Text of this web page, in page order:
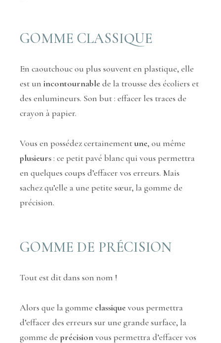
GOMME CLASSIQUE
En caoutchouc ou plus souvent en plastique, elle
est un incontournablede la trousse des écoliers et
des enlumineurs. Son but : effacer les traces de
crayon à papier.
Vous en possédez certainementune, ou même
plusieurs: ce petit pavé blanc qui vous permettra
en quelques coups d’effacer vos erreurs. Mais
sachez qu’elle a une petite sœur, la gomme de
précision.
GOMME DE PRÉCISION
Tout est dit dans son nom !
Alors que la gomme classiquevous permettra
d’effacer des erreurs sur une grande surface, la
gomme deprécisionvous permettra d’effacer vos